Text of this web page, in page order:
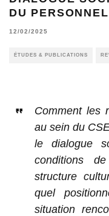
DU PERSONNEL
12/02/2025
ÉTUDES & PUBLICATIONS
Comment les
au sein du
le dialogue
conditions
structure
quel
situation